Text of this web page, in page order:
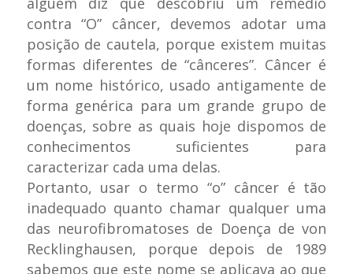
contra “O” câncer, devemos adotar uma
posição de cautela, porque existem muitas
formas diferentes de “cânceres”. Câncer é
um nome histórico, usado antigamente de
forma genérica para um grande grupo de
doenças, sobre as quais hoje dispomos de
conhecimentos suficientes para
caracterizar cada uma delas.
Portanto, usar o termo “o” câncer é tão
inadequado quanto chamar qualquer uma
das neurofibromatoses de Doença de von
Recklinghausen, porque depois de 1989
sabemos que este nome se aplicava ao que